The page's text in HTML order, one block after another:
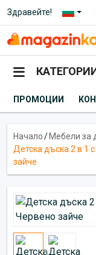
Здравейте!
ПРОМОЦИИ
Начало/ Мебели за
Детска дъска 2 в 1
зайче